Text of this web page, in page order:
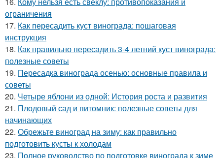
ограничения
17. Как пересадить куст винограда: пошаговая
инструкция
18. Как правильно пересадить 3-4 летний куст винограда:
полезные советы
19. Пересадка винограда осенью: основные правила и
советы
20. Четыре яблони из одной: История роста и развития
21. Плодовый сад и питомник: полезные советы для
начинающих
22. Обрежьте виноград на зиму: как правильно
подготовить кусты к холодам
23. Полное руководство по подготовке винограда к зиме